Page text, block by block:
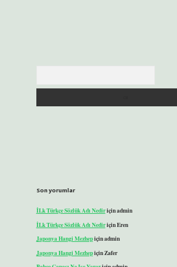
Son yorumlar
İLk Türkçe Sözlük Adı Nediriçinadmin
İLk Türkçe Sözlük Adı NediriçinEren
Japonya Hangi Mezhepiçinadmin
Japonya Hangi MezhepiçinZafer